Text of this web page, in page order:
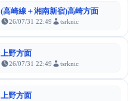
(高崎線＋湘南新宿)高崎方面
26/07/31 22:49 tsrknic
上野方面
26/07/31 22:49 tsrknic
上野方面